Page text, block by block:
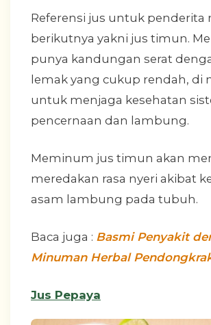
Referensi jus untuk penderita
berikutnya yakni jus timun.
punya kandungan serat
lemak yang cukup rendah, di
untuk menjaga kesehatan
pencernaan dan lambung.
Meminum jus timun akan
meredakan rasa nyeri akibat
asam lambung pada tubuh.
Baca juga : Basmi Penyakit
Minuman Herbal
Jus Pepaya